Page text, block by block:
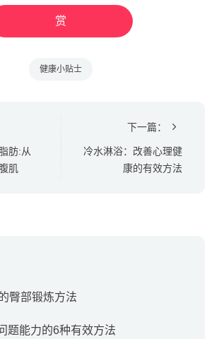
赏
健康小贴士
肪:从
肌
下一篇：
冷水淋浴：改善心理健
康的有效方法
臀部锻炼方法
题能力的6种有效方法